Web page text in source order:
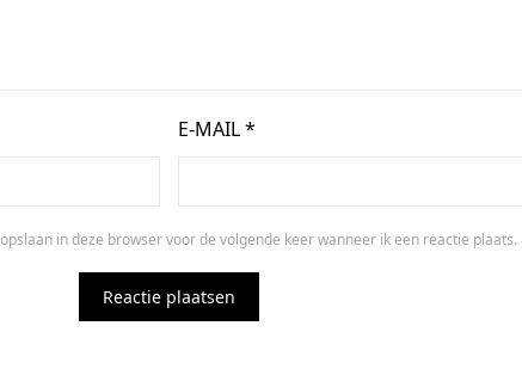
E-MAIL*
in deze browser voor de volgende keer wanneer ik een reactie plaats.